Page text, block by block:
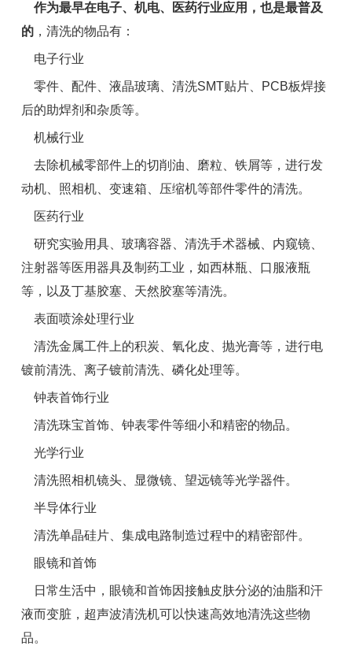
作为最早在电子、机电、医药行业应用，也是最普及
的 ，清洗的物品有：
电子行业
零件、配件、液晶玻璃、清洗SMT贴片、PCB板焊接
后的助焊剂和杂质等。
机械行业
去除机械零部件上的切削油、磨粒、铁屑等，进行发
动机、照相机、变速箱、压缩机等部件零件的清洗。
医药行业
研究实验用具、玻璃容器、清洗手术器械、内窥镜、
注射器等医用器具及制药工业，如西林瓶、口服液瓶
等，以及丁基胶塞、天然胶塞等清洗。
表面喷涂处理行业
清洗金属工件上的积炭、氧化皮、抛光膏等，进行电
镀前清洗、离子镀前清洗、磷化处理等。
钟表首饰行业
清洗珠宝首饰、钟表零件等细小和精密的物品。
光学行业
清洗照相机镜头、显微镜、望远镜等光学器件。
半导体行业
清洗单晶硅片、集成电路制造过程中的精密部件。
眼镜和首饰
日常生活中，眼镜和首饰因接触皮肤分泌的油脂和汗
液而变脏，超声波清洗机可以快速高效地清洗这些物
品。